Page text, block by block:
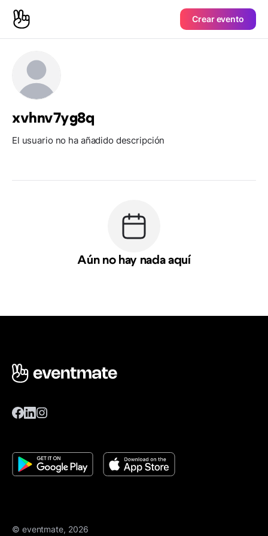
Crear evento
xvhnv7yg8q
El usuario no ha añadido descripción
Aún no hay nada aquí
© eventmate, 2026